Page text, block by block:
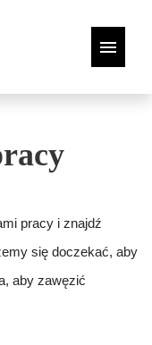
pracy i znajdź
się doczekać, aby
aby zawęzić